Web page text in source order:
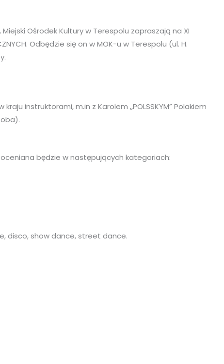
Ośrodek Kultury w Terespolu zapraszają na XI
Odbędzie się on w MOK-u w Terespolu (ul. H.
instruktorami, m.in z Karolem ,,POLSSKYM” Polakiem
będzie w następujących kategoriach:
disco, show dance, street dance.